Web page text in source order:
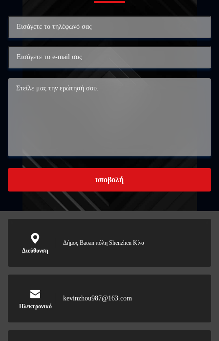
υποβολή
Διεύθυνση
Δήμος Baoan πόλη Shenzhen Κίνα
Ηλεκτρονικό
kevinzhou987@163.com